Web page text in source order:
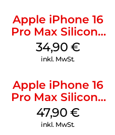
Apple iPhone 16
Pro Max Silicone
Case MagSafe
Denim
34,90 €
inkl. MwSt.
Apple iPhone 16
Pro Max Silicone
Case MagSafe
Black
47,90 €
inkl. MwSt.